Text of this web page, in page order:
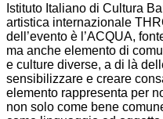
Istituto Italiano di Cultura
artistica internazionale
dell’evento è l’ACQUA,
ma anche elemento di
e culture diverse, a di là
sensibilizzare e creare
elemento rappresenta per
non solo come bene